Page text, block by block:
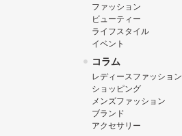
ファッション
ビューティー
ライフスタイル
イベント
コラム
レディースファッション
ショッピング
メンズファッション
ブランド
アクセサリー